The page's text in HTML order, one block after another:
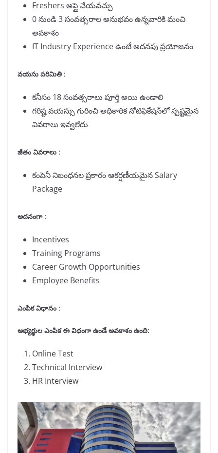
Freshers అప్లై చేయవచ్చు
0 నుండి 3 సంవత్సరాల అనుభవం ఉన్నవారికి మంచి
అవకాశం
IT Industry Experience ఉంటే అదనపు ప్రయోజనం
వయసు పరిమితి :
కనీసం 18 సంవత్సరాలు పూర్తి అయి ఉండాలి
గరిష్ట వయస్సు గురించి అధికారిక నోటిఫికేషన్‌లో స్పష్టమైన
వివరాలు ఇవ్వలేదు
జీతం వివరాలు :
కంపెనీ నిబంధనల ప్రకారం ఆకర్షణీయమైన Salary
Package
అదనంగా :
Incentives
Training Programs
Career Growth Opportunities
Employee Benefits
ఎంపిక విధానం :
అభ్యర్థుల ఎంపిక ఈ విధంగా ఉండే అవకాశం ఉంది:
Online Test
Technical Interview
HR Interview